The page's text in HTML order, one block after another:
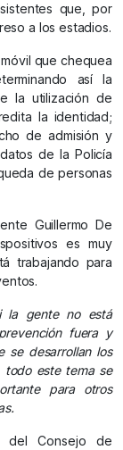
que, por
a los estadios.
que chequea
así la
la utilización de
la identidad;
de admisión y
de la Policía
de personas
Guillermo De
es muy
trabajando para
la gente no está
fuera y
se desarrollan los
todo este tema se
para otros
del Consejo de